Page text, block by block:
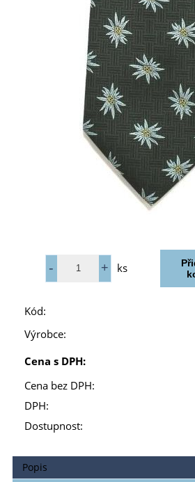
ks
Kód:
Výrobce:
Cena s DPH:
Cena bez DPH:
DPH:
Dostupnost:
Popis